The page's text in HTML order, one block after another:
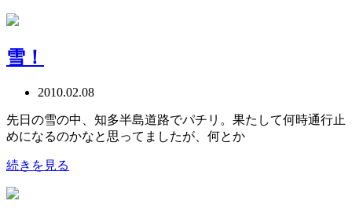
雪！
2010.02.08
先日の雪の中、知多半島道路でパチリ。果たして何時通行止
めになるのかなと思ってましたが、何とか
続きを見る